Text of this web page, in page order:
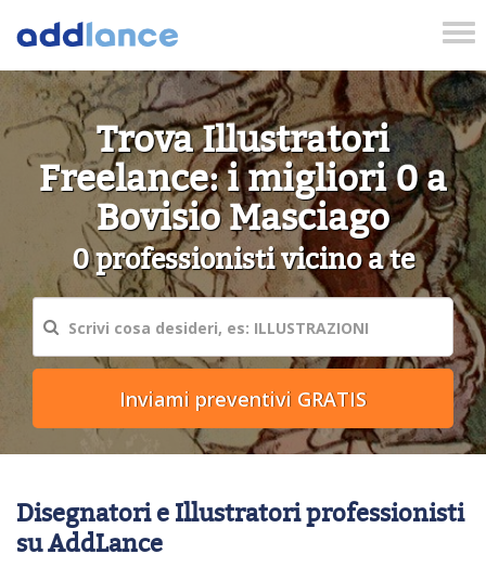
Trova Illustratori
Freelance: i migliori 0 a
Bovisio Masciago
0 professionisti vicino a te
Disegnatori e Illustratori professionisti
su AddLance